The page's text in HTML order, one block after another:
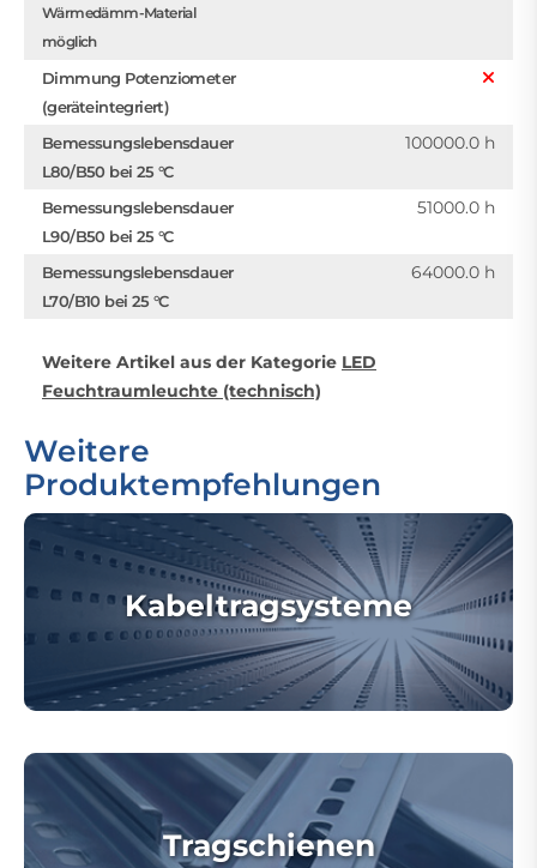
Wärmedämm-Material
möglich
Dimmung Potenziometer
(geräteintegriert)
Bemessungslebensdauer
L80/B50 bei 25 °C
100000.0 h
Bemessungslebensdauer
L90/B50 bei 25 °C
51000.0 h
Bemessungslebensdauer
L70/B10 bei 25 °C
64000.0 h
Weitere Artikel aus der Kategorie LED
Feuchtraumleuchte (technisch)
Weitere
Produktempfehlungen
Kabeltragsysteme
Tragschienen